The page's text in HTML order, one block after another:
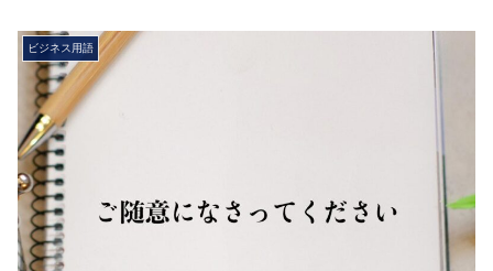
ビジネス用語